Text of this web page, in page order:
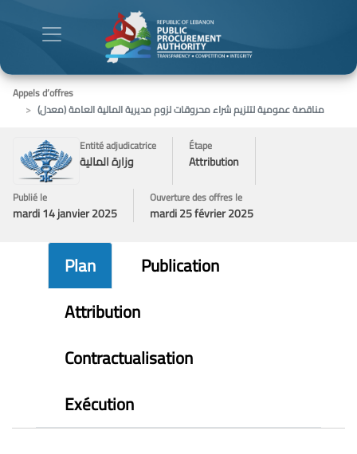
Appels d’offres
مناقصة عمومية لتلزيم شراء محروقات لزوم مديرية المالية العامة (معدل)
Entité adjudicatrice
وزارة المالية
Étape
Attribution
Publié le
mardi 14 janvier 2025
Ouverture des offres le
mardi 25 février 2025
Plan
Publication
Attribution
Contractualisation
Exécution